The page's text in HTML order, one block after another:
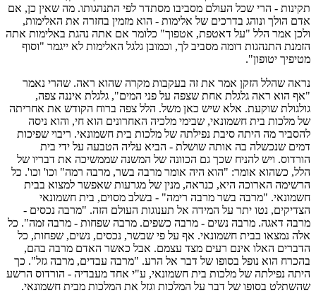
תקינות - הרי שכל העולם מסביבו מסתדר לפי התנהגותו. מה שאין כן, אם
אדם הולך ונוהג בדרכים של אלימות - הוא מזמין בחזרה את האלימות,
ולכן אמר הלל "על דאטפת, אטפוך" כלומר אם אתה נהגת באלימות אתה
הזמנת התנהגות דומה מסביב לך, וכמובן גלגל האלימות לא ייגמר "וסוף
מטיפיך יטופון".
נראה שהלל הזקן אמר את זה בעקבות מקרה שהוא ראה. שהרי נאמר
"אף הוא ראה גלגלת אחת שצפה על פני המים", גלגלת איננה צפה,
גולגולת שוקעת. אלא שיש כאן משל. הלל צפה ברוח הקודש את אחריתה
של מלכות בית חשמונאי, שבימי מלכיה האחרונים הוא חי, והוא ניסה
להסביר מה היתה סיבת נפילתה של מלכות בית חשמונאי. ריבוי שפיכות
דמים שנכשלה בה אותה שושלת - הביא עליה הטבעה על ידי בית
הורדוס. ויש להניח שכך גם הכוונה של המשנה שממשיכה את דבריו של
הלל, כשהוא אומר: "הוא היה אומר מרבה בשר, מרבה רמה" וכו' וכו'. כל
הרשימה הארוכה היא, כנראה, מנין של מגרעות שאפשר למצוא בבית
חשמונאי. "מרבה בשר מרבה רימה" - בשלב מסוים, בית חשמונאי
הצדיקים, נטו יתר על המידה אל תענוגות העולם הזה. "מרבה נכסים -
מרבה דאגה. מרבה נשים - מרבה כשפים. מרבה שפחות - מרבה זמה". כל
אלה נמצאו בבית חשמונאי. אף על פי שבשר, נכסים, נשים, שפחות, כל
הדברים האלו אינם רעים מצד עצמם. אבל כאשר האדם מרבה בהם,
בהכרח הוא נופל בסופו של דבר אל הרע. "מרבה עבדים, מרבה גזל". כך
היתה נפילתה של מלכות בית חשמונאי, ע"י אחד מעבדיה - הורדוס הרשע
שהשתלט בסופו של דבר על המלכות וגזל את המלכות מבית חשמונאי.